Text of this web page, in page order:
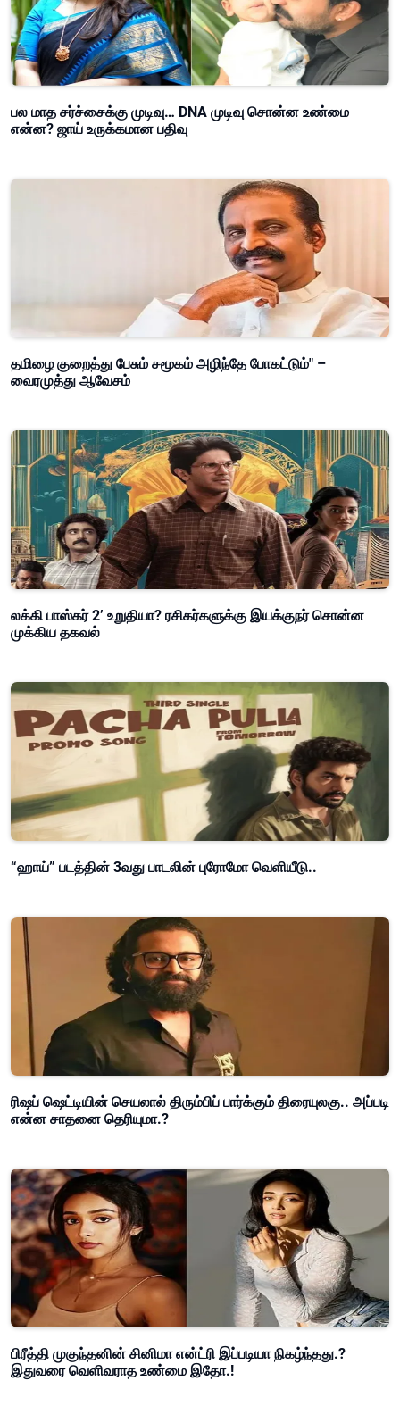
பல மாத சர்ச்சைக்கு முடிவு… DNA முடிவு சொன்ன உண்மை
என்ன? ஜாய் உருக்கமான பதிவு
தமிழை குறைத்து பேசும் சமூகம் அழிந்தே போகட்டும்" –
வைரமுத்து ஆவேசம்
லக்கி பாஸ்கர் 2’ உறுதியா? ரசிகர்களுக்கு இயக்குநர் சொன்ன
முக்கிய தகவல்
“ஹாய்” படத்தின் 3வது பாடலின் புரோமோ வெளியீடு..
ரிஷப் ஷெட்டியின் செயலால் திரும்பிப் பார்க்கும் திரையுலகு.. அப்படி
என்ன சாதனை தெரியுமா.?
பிரீத்தி முகுந்தனின் சினிமா என்ட்ரி இப்படியா நிகழ்ந்தது.?
இதுவரை வெளிவராத உண்மை இதோ.!